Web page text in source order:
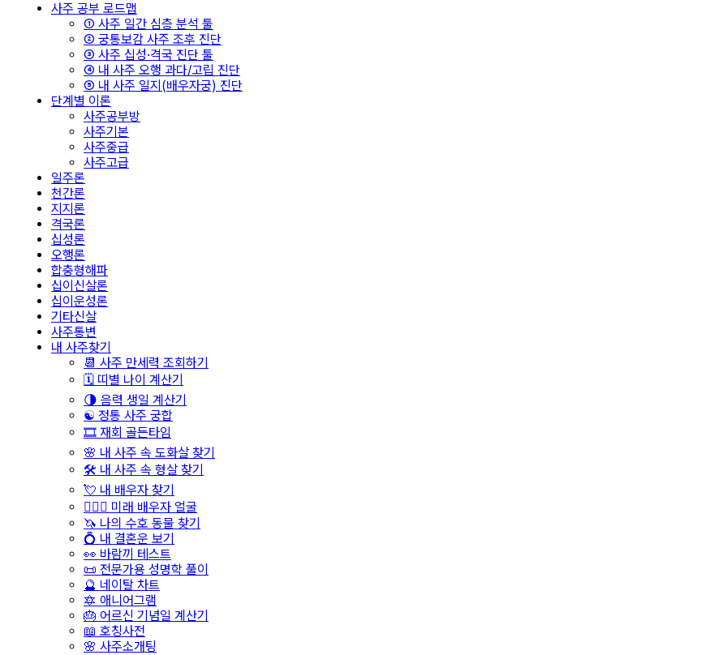
사주 공부 로드맵
① 사주 일간 심층 분석 툴
② 궁통보감 사주 조후 진단
③ 사주 십성·격국 진단 툴
④ 내 사주 오행 과다/고립 진단
⑤ 내 사주 일지(배우자궁) 진단
단계별 이론
사주공부방
사주기본
사주중급
사주고급
일주론
천간론
지지론
격국론
십성론
오행론
합충형해파
십이신살론
십이운성론
기타신살
사주통변
내 사주찾기
📆 사주 만세력 조회하기
🗓️ 띠별 나이 계산기
🌗 음력 생일 계산기
☯️ 정통 사주 궁합
🎞️ 재회 골든타임
🌸 내 사주 속 도화살 찾기
🛠️ 내 사주 속 형살 찾기
💘 내 배우자 찾기
👩‍❤️‍👨 미래 배우자 얼굴
🦄 나의 수호 동물 찾기
💍 내 결혼운 보기
👀 바람끼 테스트
📜 전문가용 성명학 풀이
🔮 네이탈 차트
🔯 애니어그램
🎂 어르신 기념일 계산기
📖 호칭사전
🌸 사주소개팅